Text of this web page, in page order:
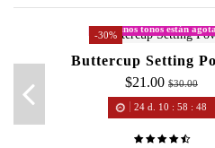
-30%
Algunos tonos están
Buttercup Setting
$21.00 $30.00
24 d. 10 :58 :47